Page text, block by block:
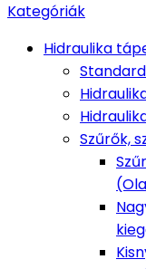
Kategóriák
Hidraulika
Szűrők,